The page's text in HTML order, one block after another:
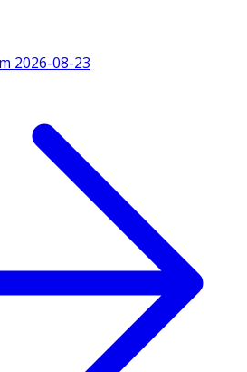
2026-08-23